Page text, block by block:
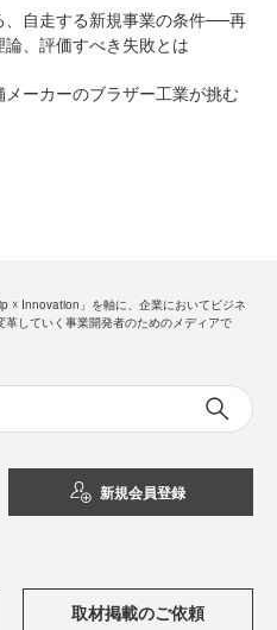
、自走する新規事業の条件──再
、評価すべき失敗とは
ーカーのブラザー工業が挑む
革していく事業開発者のためのメディアで
新規会員登録
取材掲載のご依頼